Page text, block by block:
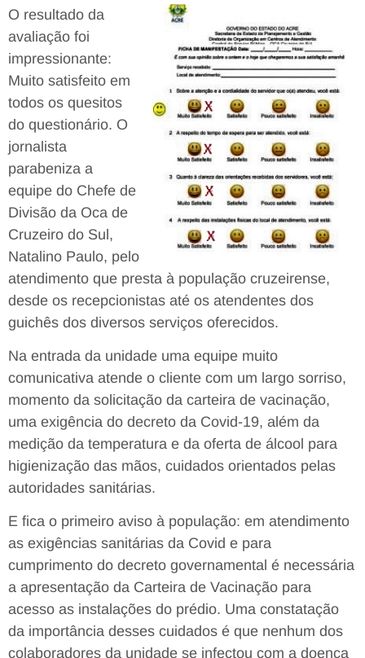
O resultado da
avaliação foi
impressionante:
Muito satisfeito em
todos os quesitos
do questionário. O
jornalista
parabeniza a
equipe do Chefe de
Divisão da Oca de
Cruzeiro do Sul,
Natalino Paulo, pelo
atendimento que presta à população cruzeirense,
desde os recepcionistas até os atendentes dos
guichês dos diversos serviços oferecidos.
Na entrada da unidade uma equipe muito
comunicativa atende o cliente com um largo sorriso,
momento da solicitação da carteira de vacinação,
uma exigência do decreto da Covid-19, além da
medição da temperatura e da oferta de álcool para
higienização das mãos, cuidados orientados pelas
autoridades sanitárias.
E fica o primeiro aviso à população: em atendimento
as exigências sanitárias da Covid e para
cumprimento do decreto governamental é necessária
a apresentação da Carteira de Vacinação para
acesso as instalações do prédio. Uma constatação
da importância desses cuidados é que nenhum dos
colaboradores da unidade se infectou com a doença